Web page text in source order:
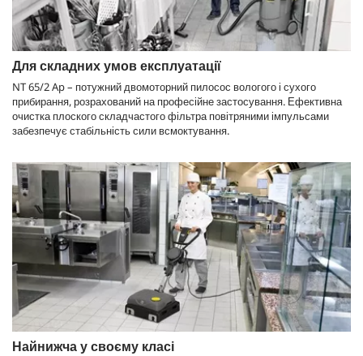
Для складних умов експлуатації
NT 65/2 Ap – потужний двомоторний пилосос вологого і сухого
прибирання, розрахований на професійне застосування. Ефективна
очистка плоского складчастого фільтра повітряними імпульсами
забезпечує стабільність сили всмоктування.
Найнижча у своєму класі